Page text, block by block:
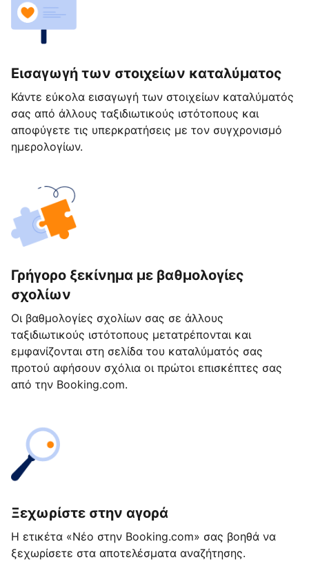
Εισαγωγή των στοιχείων καταλύματος
Κάντε εύκολα εισαγωγή των στοιχείων καταλύματός
σας από άλλους ταξιδιωτικούς ιστότοπους και
αποφύγετε τις υπερκρατήσεις με τον συγχρονισμό
ημερολογίων.
Γρήγορο ξεκίνημα με βαθμολογίες
σχολίων
Οι βαθμολογίες σχολίων σας σε άλλους
ταξιδιωτικούς ιστότοπους μετατρέπονται και
εμφανίζονται στη σελίδα του καταλύματός σας
προτού αφήσουν σχόλια οι πρώτοι επισκέπτες σας
από την Booking.com.
Ξεχωρίστε στην αγορά
Η ετικέτα «Νέο στην Booking.com» σας βοηθά να
ξεχωρίσετε στα αποτελέσματα αναζήτησης.